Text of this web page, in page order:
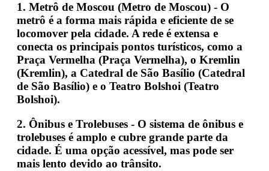
1. Metrô de Moscou (Metro de Moscou) - O
metrô é a forma mais rápida e eficiente de se
locomover pela cidade. A rede é extensa e
conecta os principais pontos turísticos, como a
Praça Vermelha (Praça Vermelha), o Kremlin
(Kremlin), a Catedral de São Basílio (Catedral
de São Basílio) e o Teatro Bolshoi (Teatro
Bolshoi).
2. Ônibus e Trolebuses - O sistema de ônibus e
trolebuses é amplo e cubre grande parte da
cidade. É uma opção acessível, mas pode ser
mais lento devido ao trânsito.